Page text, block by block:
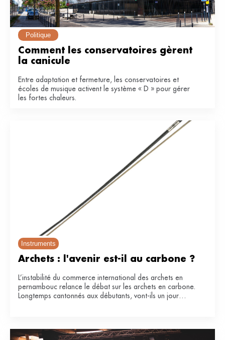
Politique
Comment les conservatoires gèrent
la canicule
Entre adaptation et fermeture, les conservatoires et
écoles de musique activent le système « D » pour gérer
les fortes chaleurs.
Instruments
Archets : l'avenir est-il au carbone ?
L’instabilité du commerce international des archets en
pernambouc relance le débat sur les archets en carbone.
Longtemps cantonnés aux débutants, vont-ils un jour